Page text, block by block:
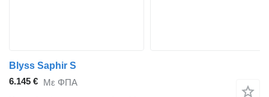
Blyss Saphir S
6.145 € Με ΦΠΑ